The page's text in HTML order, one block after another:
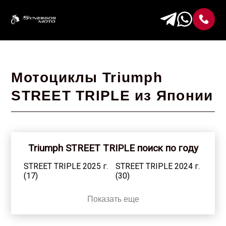
Мотоциклы Triumph
STREET TRIPLE из Японии
Triumph STREET TRIPLE поиск по году
STREET TRIPLE 2025 г.
(17)
STREET TRIPLE 2024 г.
(30)
(18)
STREET TRIPLE 2021 г.
STREET TRIPLE 2020 г.
Показать еще